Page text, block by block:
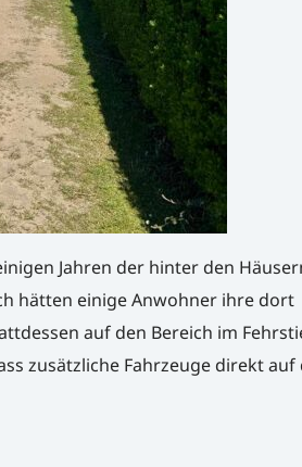
Jahren der hinter den
hätten einige Anwohner ihre dort
auf den Bereich im
zusätzliche Fahrzeuge direkt auf